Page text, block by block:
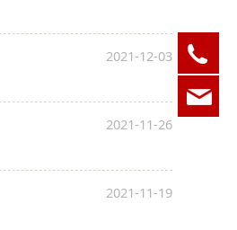
2021-12-03
2021-11-26
2021-11-19